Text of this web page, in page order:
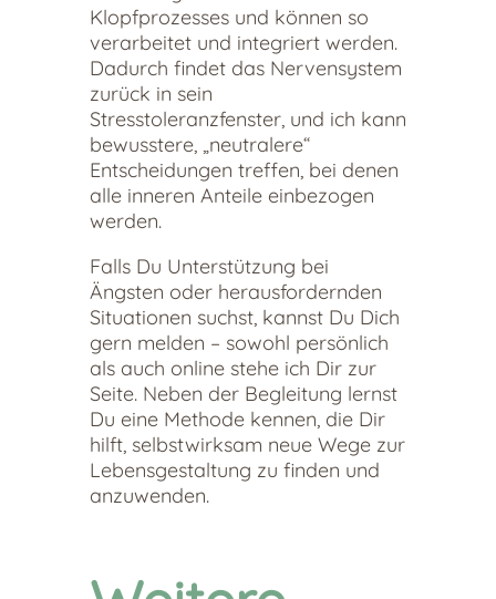
Klopfprozesses und können so
verarbeitet und integriert werden.
Dadurch findet das Nervensystem
zurück in sein
Stresstoleranzfenster, und ich kann
bewusstere, „neutralere“
Entscheidungen treffen, bei denen
alle inneren Anteile einbezogen
werden.
Falls Du Unterstützung bei
Ängsten oder herausfordernden
Situationen suchst, kannst Du Dich
gern melden – sowohl persönlich
als auch online stehe ich Dir zur
Seite. Neben der Begleitung lernst
Du eine Methode kennen, die Dir
hilft, selbstwirksam neue Wege zur
Lebensgestaltung zu finden und
anzuwenden.